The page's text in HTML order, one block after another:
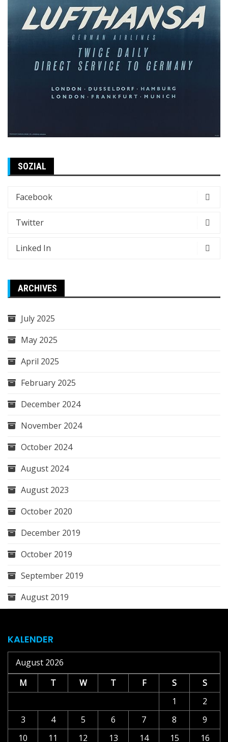
SOZIAL
Facebook
Twitter
Linked In
ARCHIVES
July 2025
May 2025
April 2025
February 2025
December 2024
November 2024
October 2024
August 2024
August 2023
October 2020
December 2019
October 2019
September 2019
August 2019
KALENDER
August 2026
M
T W T F S
S
1
2
3
4 5 6 7 8
9
10
11 12 13 14 15
16